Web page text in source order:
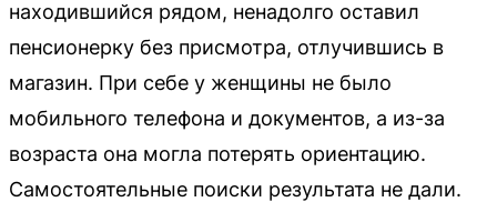
находившийся рядом, ненадолго оставил
пенсионерку без присмотра, отлучившись в
магазин. При себе у женщины не было
мобильного телефона и документов, а из-за
возраста она могла потерять ориентацию.
Самостоятельные поиски результата не дали.